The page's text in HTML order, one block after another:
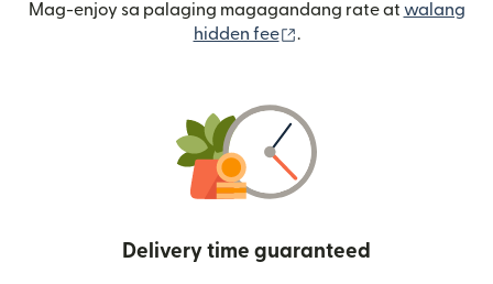
Mag-enjoy sa palaging magagandang rate at walang
hidden fee
.
Delivery time guaranteed